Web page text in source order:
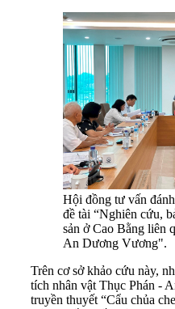
Hội đồng tư vấn
đề tài “Nghiên cứu,
sản ở Cao Bằng liên
An Dương Vương".
Trên cơ sở khảo cứu này,
tích nhân vật Thục Phán -
truyền thuyết “Cẩu chủa